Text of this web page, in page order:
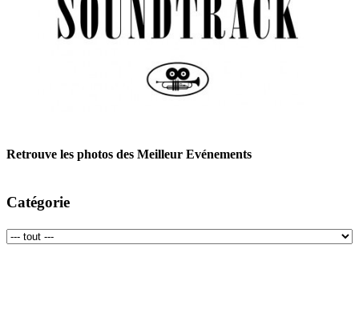
Retrouve les photos des Meilleur Evénements
Catégorie